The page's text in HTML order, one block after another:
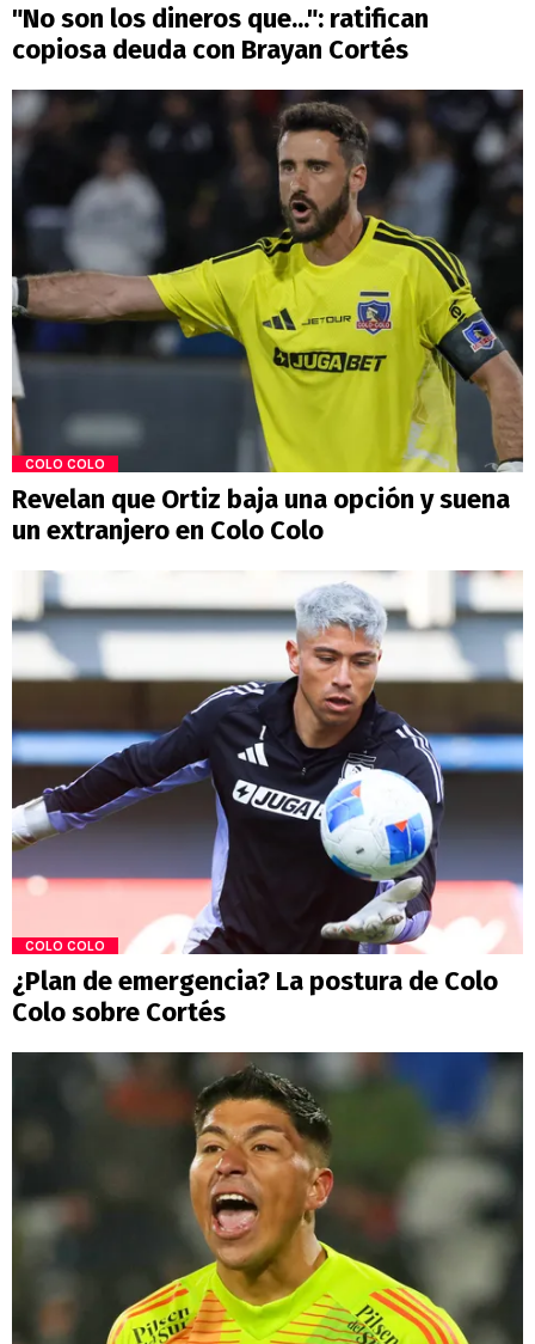
"No son los dineros que...": ratifican
copiosa deuda con Brayan Cortés
COLO COLO
Revelan que Ortiz baja una opción y suena
un extranjero en Colo Colo
COLO COLO
¿Plan de emergencia? La postura de Colo
Colo sobre Cortés